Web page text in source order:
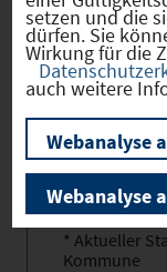
Gewerbest
euerhebes
atz
Hebesatz
der
Grundsteu
er B
* Aktueller
Kommune
setzen und die
dürfen. Sie
Wirkung für die
auch weitere
Webanalyse
Webanalyse